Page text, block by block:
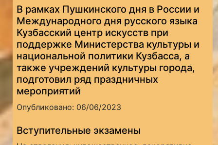
В рамках Пушкинского дня в России и
Международного дня русского языка
Кузбасский центр искусств при
поддержке Министерства культуры и
национальной политики Кузбасса, а
также учреждений культуры города,
подготовил ряд праздничных
мероприятий
Опубликовано: 06/06/2023
Вступительные экзамены